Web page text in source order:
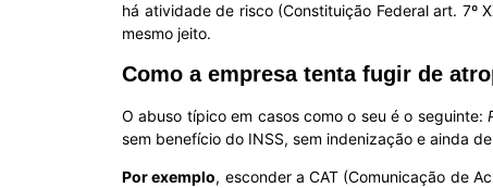
há atividade de risco (Constituição Federal art. 7º
mesmo jeito.
Como a empresa tenta fugir de
O abuso típico em casos como o seu é o seguinte:
sem benefício do INSS, sem indenização e ainda
Por exemplo, esconder a CAT (Comunicação de